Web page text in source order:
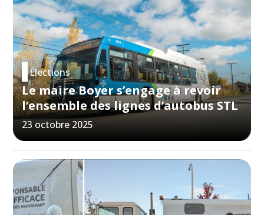
Élections
Le maire Boyer s’engage à revoir
l’ensemble des lignes d’autobus STL
23 octobre 2025